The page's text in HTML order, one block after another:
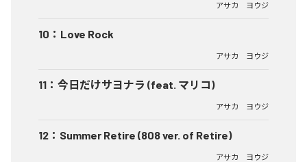
アサカ ヨウジ
10 ： Love Rock
アサカ ヨウジ
11 ： 今日だけサヨナラ (feat. マリコ)
アサカ ヨウジ
12 ： Summer Retire (808 ver. of Retire)
アサカ ヨウジ